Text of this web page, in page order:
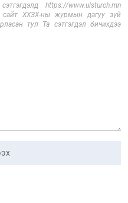
https://www.ulsturch.mn
сайт ХХЗХ-ны журмын дагуу зүй
тул Та сэтгэгдэл бичихдээ